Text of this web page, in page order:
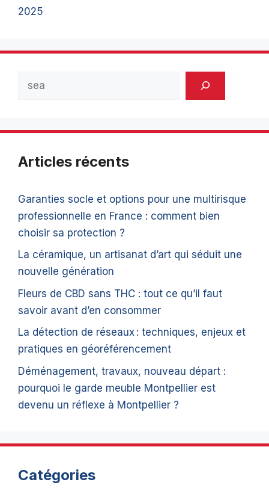
2025
Articles récents
Garanties socle et options pour une multirisque
professionnelle en France : comment bien
choisir sa protection ?
La céramique, un artisanat d’art qui séduit une
nouvelle génération
Fleurs de CBD sans THC : tout ce qu’il faut
savoir avant d’en consommer
La détection de réseaux : techniques, enjeux et
pratiques en géoréférencement
Déménagement, travaux, nouveau départ :
pourquoi le garde meuble Montpellier est
devenu un réflexe à Montpellier ?
Catégories